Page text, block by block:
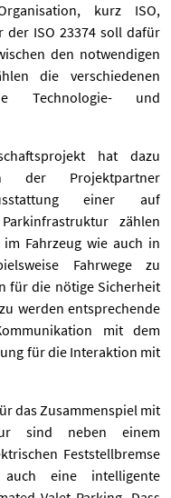
kurz ISO,
der ISO 23374 soll dafür
den notwendigen
die verschiedenen
Technologie- und
hat dazu
der Projektpartner
einer auf
zählen
Fahrzeug wie auch in
Fahrwege zu
für die nötige Sicherheit
werden entsprechende
mit dem
für die Interaktion mit
das Zusammenspiel mit
sind neben einem
Feststellbremse
eine intelligente